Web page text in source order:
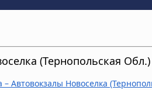
(Тернопольская Обл.)
– Автовокзалы Новоселка